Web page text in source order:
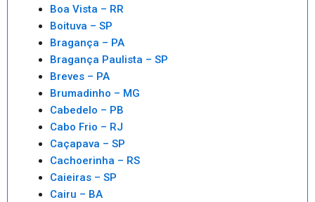
Boa Vista – RR
Boituva – SP
Bragança – PA
Bragança Paulista – SP
Breves – PA
Brumadinho – MG
Cabedelo – PB
Cabo Frio – RJ
Caçapava – SP
Cachoerinha – RS
Caieiras – SP
Cairu – BA